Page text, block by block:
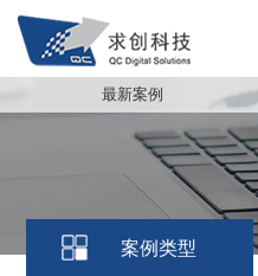
首页 我们的服务
最新案例
案例类型